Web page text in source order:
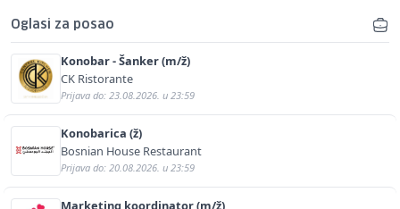
Oglasi za posao
Konobar - Šanker (m/ž)
CK Ristorante
Prijava do: 23.08.2026. u 23:59
Konobarica (ž)
Bosnian House Restaurant
Prijava do: 20.08.2026. u 23:59
Marketing koordinator (m/ž)